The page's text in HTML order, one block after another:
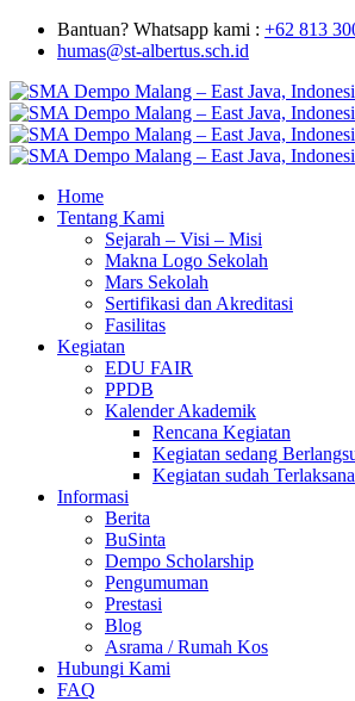
Bantuan? Whatsapp kami : +62 813
humas@st-albertus.sch.id
Home
Tentang Kami
Sejarah – Visi – Misi
Makna Logo Sekolah
Mars Sekolah
Sertifikasi dan Akreditasi
Fasilitas
Kegiatan
EDU FAIR
PPDB
Kalender Akademik
Rencana Kegiatan
Kegiatan sedang
Kegiatan sudah Terlaksana
Informasi
Berita
BuSinta
Dempo Scholarship
Pengumuman
Prestasi
Blog
Asrama / Rumah Kos
Hubungi Kami
FAQ